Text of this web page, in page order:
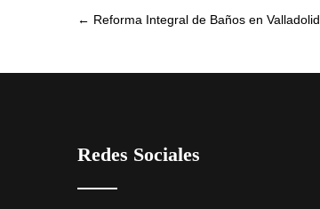
Post
← Reforma Integral de Baños en Valladolid
Redes Sociales